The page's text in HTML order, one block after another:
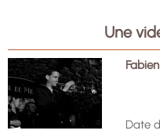
Une
Date